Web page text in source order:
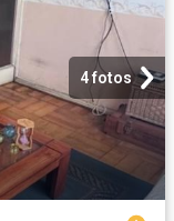
4 fotos